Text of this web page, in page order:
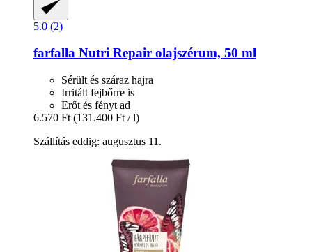
5.0 (2)
farfalla Nutri Repair olajszérum, 50 ml
Sérült és száraz hajra
Irritált fejbőrre is
Erőt és fényt ad
6.570 Ft (131.400 Ft / l)
Szállítás eddig: augusztus 11.